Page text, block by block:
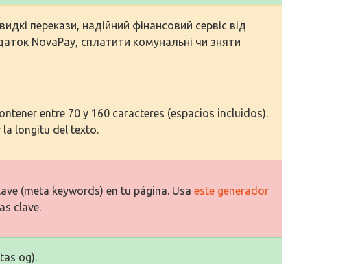
перекази, надійний фінансовий сервіс від
NovaPay, сплатити комунальні чи зняти
entre 70 y 160 caracteres (espacios incluidos).
la longitu del texto.
(meta keywords) en tu página. Usa este generador
clave.
og).